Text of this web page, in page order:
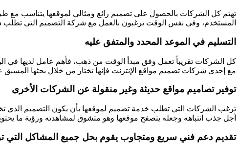
تهتم كل الشركات بالحصول على تصميم رائع ومثالي لموقعها يتناسب مع
المستخدم، وفي نفس الوقت يرغبون بالعمل مع شركة التصميم التي تطلب
التسليم في الموعد المحدد والمتفق عليه
كل الشركات تقريباً تعمل وفق مبدأ الوقت من ذهب، فأهم عامل لديها في
مع إحدى شركات تصميم مواقع الإنترنت فإنها تختار من خلال بحثها
توفير تصاميم مواقع حديثة وغير منقولة عن الشركات الأخرى
ترغب الشركات التي تطلب خدمة تصميم لموقعها بأن يكون التصميم الذي
أجل جذب انتباهه وجعله يتصفح موقعها وهو متشوق لمشاهدته ورؤية ما
تقديم دعم فني سريع ومتجاوب يقوم بحل جميع المشاكل التي